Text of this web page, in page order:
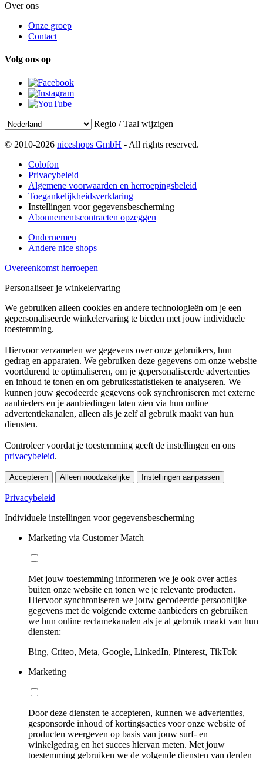
Over ons
Onze groep
Contact
Volg ons op
Regio / Taal wijzigen
© 2010-2026 niceshops GmbH - All rights reserved.
Colofon
Privacybeleid
Algemene voorwaarden en herroepingsbeleid
Toegankelijkheidsverklaring
Instellingen voor gegevensbescherming
Abonnementscontracten opzeggen
Ondernemen
Andere nice shops
Overeenkomst herroepen
Personaliseer je winkelervaring
We gebruiken alleen cookies en andere technologieën om je een
gepersonaliseerde winkelervaring te bieden met jouw individuele
toestemming.
Hiervoor verzamelen we gegevens over onze gebruikers, hun
gedrag en apparaten. We gebruiken deze gegevens om onze website
voortdurend te optimaliseren, om je gepersonaliseerde advertenties
en inhoud te tonen en om gebruiksstatistieken te analyseren. We
kunnen jouw gecodeerde gegevens ook synchroniseren met externe
aanbieders en je aanbiedingen laten zien via hun online
advertentiekanalen, alleen als je zelf al gebruik maakt van hun
diensten.
Controleer voordat je toestemming geeft de instellingen en ons
privacybeleid.
Accepteren Alleen noodzakelijke Instellingen aanpassen
Privacybeleid
Individuele instellingen voor gegevensbescherming
Marketing via Customer Match
Met jouw toestemming informeren we je ook over acties
buiten onze website en tonen we je relevante producten.
Hiervoor synchroniseren we jouw gecodeerde persoonlijke
gegevens met de volgende externe aanbieders en gebruiken
we hun online reclamekanalen als je al gebruik maakt van hun
diensten:
Bing, Criteo, Meta, Google, LinkedIn, Pinterest, TikTok
Marketing
Door deze diensten te accepteren, kunnen we advertenties,
gesponsorde inhoud of kortingsacties voor onze website of
producten weergeven op basis van jouw surf- en
winkelgedrag en het succes hiervan meten. Met jouw
toestemming gebruiken we de volgende diensten van derden